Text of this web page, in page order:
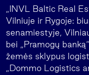
„INVL Baltic Real
Vilniuje ir Rygoje:
senamiestyje,
bei „Pramogų
žemės sklypus
„Dommo Logistics